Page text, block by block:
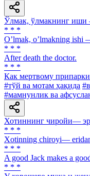
Ўлмак, ўлмакнинг
* * *
Oʼlmak, oʼlmakning ishi
* * *
After death the doctor.
* * *
Как мертвому
#тўй ва мотам ҳақида
#мамнунлик ва
Хотиннинг чиройи—
* * *
Xotinning chiroyi—
* * *
A good Jack makes a
* * *